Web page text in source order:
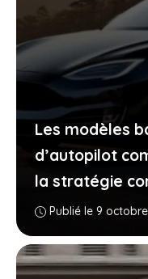
Les modèles
d’autopilot
la stratégie
Publié le 9